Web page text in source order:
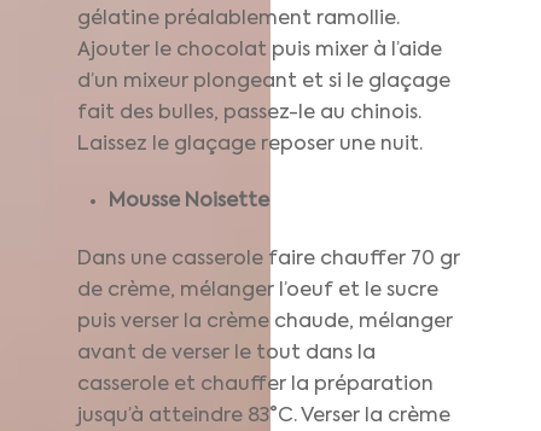
gélatine préalablement ramollie.
Ajouter le chocolat puis mixer à l’aide
d’un mixeur plongeant et si le glaçage
fait des bulles, passez-le au chinois.
Laissez le glaçage reposer une nuit.
Mousse Noisette
Dans une casserole faire chauffer 70 gr
de crème, mélanger l’oeuf et le sucre
puis verser la crème chaude, mélanger
avant de verser le tout dans la
casserole et chauffer la préparation
jusqu’à atteindre 83°C. Verser la crème